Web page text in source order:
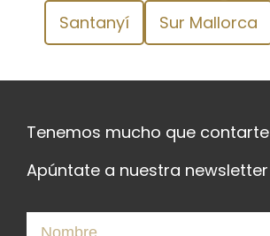
Santanyí Sur Mallorca
Tenemos mucho que contarte
Apúntate a nuestra newsletter